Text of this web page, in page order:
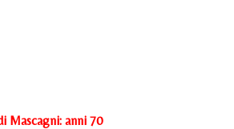
Mascagni: anni 70